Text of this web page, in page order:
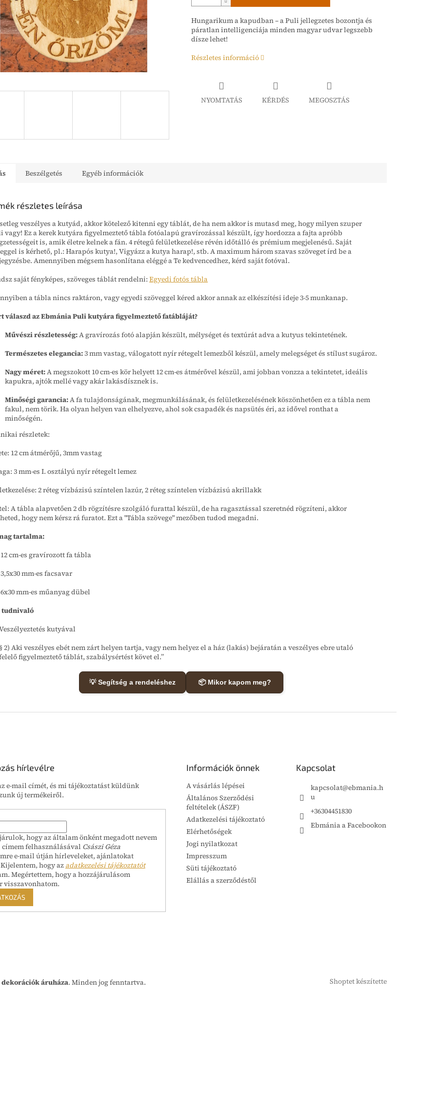
Hungarikum a kapudban – a Puli jellegzetes bozontja és
páratlan intelligenciája minden magyar udvar legszebb
dísze lehet!
Részletes információ
NYOMTATÁS KÉRDÉS MEGOSZTÁS
Beszélgetés Egyéb információk
részletes leírása
veszélyes a kutyád, akkor kötelező kitenni egy táblát, de ha nem akkor is mutasd meg, hogy milyen szuper
vagy! Ez a kerek kutyára figyelmeztető tábla fotóalapú gravírozással készült, így hordozza a fajta apróbb
is, amik életre kelnek a fán. 4 rétegű felületkezelése révén időtálló és prémium megjelenésű. Saját
is kérhető, pl.: Harapós kutya!, Vigyázz a kutya harap!, stb. A maximum három szavas szöveget írd be a
Amennyiben mégsem hasonlítana eléggé a Te kedvencedhez, kérd saját fotóval.
saját fényképes, szöveges táblát rendelni: Egyedi fotós tábla
a tábla nincs raktáron, vagy egyedi szöveggel kéred akkor annak az elkészítési ideje 3-5 munkanap.
válaszd az Ebmánia Puli kutyára figyelmeztető fatábláját?
Művészi részletesség:A gravírozás fotó alapján készült, mélységet és textúrát adva a kutyus tekintetének.
Természetes elegancia:3 mm vastag, válogatott nyír rétegelt lemezből készül, amely melegséget és stílust sugároz.
Nagy méret:A megszokott 10 cm-es kör helyett 12 cm-es átmérővel készül, ami jobban vonzza a tekintetet, ideális
kapukra, ajtók mellé vagy akár lakásdísznek is.
Minőségi garancia:A fa tulajdonságának, megmunkálásának, és felületkezelésének köszönhetően ez a tábla nem
fakul, nem törik. Ha olyan helyen van elhelyezve, ahol sok csapadék és napsütés éri, az idővel ronthat a
minőségén.
részletek:
12 cm átmérőjű, 3mm vastag
3 mm-es I. osztályú nyír rétegelt lemez
2 réteg vízbázisú színtelen lazúr, 2 réteg színtelen vízbázisú akrillakk
A tábla alapvetően 2 db rögzítésre szolgáló furattal készül, de ha ragasztással szeretnéd rögzíteni, akkor
hogy nem kérsz rá furatot. Ezt a "Tábla szövege" mezőben tudod megadni.
tartalma:
cm-es gravírozott fa tábla
mm-es facsavar
mm-es műanyag dübel
tudnivaló
kutyával
2) Aki veszélyes ebét nem zárt helyen tartja, vagy nem helyez el a ház (lakás) bejáratán a veszélyes ebre utaló
figyelmeztető táblát, szabálysértést követ el.”
💡 Segítség a rendeléshez 📦 Mikor kapom meg?
hírlevélre
e-mail címét, és mi tájékoztatást küldünk
új termékeiről.
hogy az általam önként megadott nevem
címem felhasználásával Császi Géza
e-mail útján hírleveleket, ajánlatokat
hogy azadatkezelési tájékoztatót
Megértettem, hogy a hozzájárulásom
visszavonhatom.
Információk önnek
A vásárlás lépései
Általános Szerződési
feltételek (ÁSZF)
Adatkezelési tájékoztató
Elérhetőségek
Jogi nyilatkozat
Impresszum
Süti tájékoztató
Elállás a szerződéstől
Kapcsolat
kapcsolat@ebmania.h
u
+36304451830
Ebmánia a Facebookon
Shoptet készítette
áruháza. Minden jog fenntartva.